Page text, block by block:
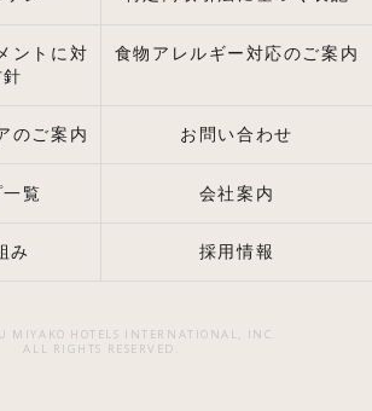
ントに対
食物アレルギー対応のご案内
のご案内 お問い合わせ
覧 会社案内
み 採用情報
MIYAKO HOTELS INTERNATIONAL, INC.
ALL RIGHTS RESERVED.